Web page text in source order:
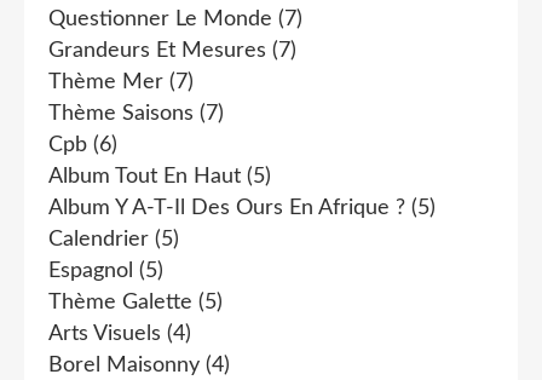
Questionner Le Monde (7)
Grandeurs Et Mesures (7)
Thème Mer (7)
Thème Saisons (7)
Cpb (6)
Album Tout En Haut (5)
Album Y A-T-Il Des Ours En Afrique ? (5)
Calendrier (5)
Espagnol (5)
Thème Galette (5)
Arts Visuels (4)
Borel Maisonny (4)